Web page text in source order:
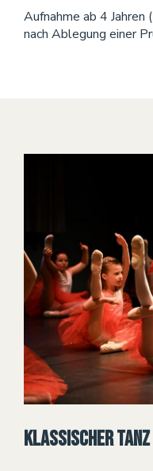
Aufnahme ab 4 Jahren
nach Ablegung einer
Klassischer Tanz